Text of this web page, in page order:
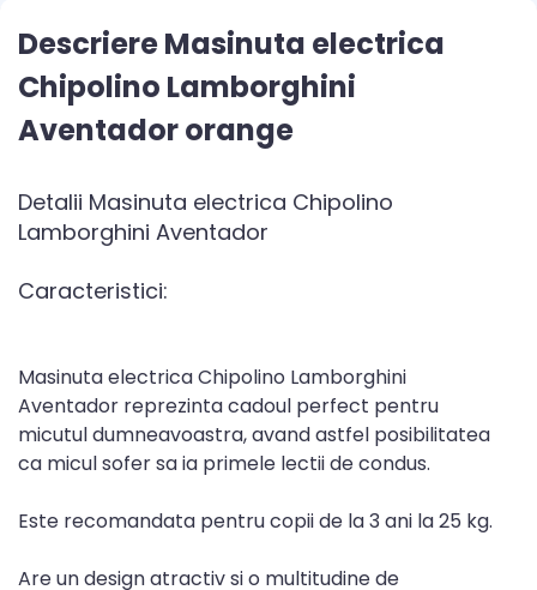
Descriere Masinuta electrica
Chipolino Lamborghini
Aventador orange
Detalii Masinuta electrica Chipolino
Lamborghini Aventador
Caracteristici:
Masinuta electrica Chipolino Lamborghini
Aventador reprezinta cadoul perfect pentru
micutul dumneavoastra, avand astfel posibilitatea
ca micul sofer sa ia primele lectii de condus.
Este recomandata pentru copii de la 3 ani la 25 kg.
Are un design atractiv si o multitudine de